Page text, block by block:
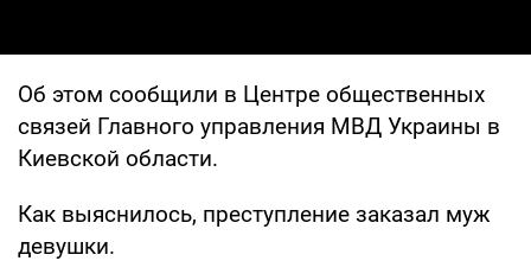
Об этом сообщили в Центре общественных
связей Главного управления МВД Украины в
Киевской области.
Как выяснилось, преступление заказал муж
девушки.